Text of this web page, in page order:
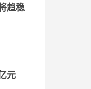
趋稳
元